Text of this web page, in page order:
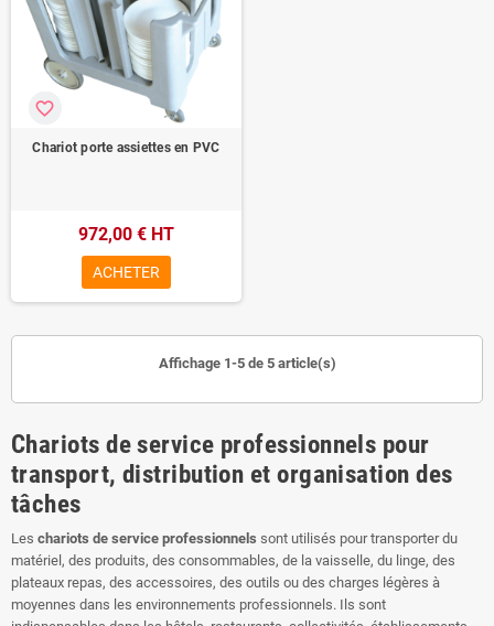
Chariot porte assiettes en PVC
favorite_border
972,00 € HT
ACHETER
Affichage 1-5 de 5 article(s)
Chariots de service professionnels pour
transport, distribution et organisation des
tâches
Les chariots de service professionnels sont utilisés pour transporter du
matériel, des produits, des consommables, de la vaisselle, du linge, des
plateaux repas, des accessoires, des outils ou des charges légères à
moyennes dans les environnements professionnels. Ils sont